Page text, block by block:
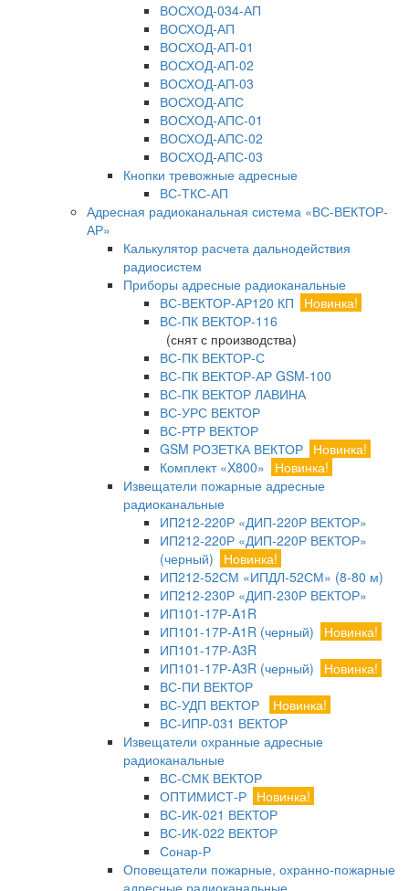
ВОСХОД-034-АП
ВОСХОД-АП
ВОСХОД-АП-01
ВОСХОД-АП-02
ВОСХОД-АП-03
ВОСХОД-АПС
ВОСХОД-АПС-01
ВОСХОД-АПС-02
ВОСХОД-АПС-03
Кнопки тревожные адресные
ВС-ТКС-АП
Адресная радиоканальная система «ВС-ВЕКТОР-
АР»
Калькулятор расчета дальнодействия
радиосистем
Приборы адресные радиоканальные
ВС-ВЕКТОР-АР120 КП
Новинка!
ВС-ПК ВЕКТОР-116
(снят с производства)
ВС-ПК ВЕКТОР-С
ВС-ПК ВЕКТОР-АР GSM-100
ВС-ПК ВЕКТОР ЛАВИНА
ВС-УРС ВЕКТОР
ВС-РТР ВЕКТОР
GSM РОЗЕТКА ВЕКТОР Новинка!
Комплект «X800»
Новинка!
Извещатели пожарные адресные
радиоканальные
ИП212-220Р «ДИП-220Р ВЕКТОР»
ИП212-220Р «ДИП-220Р ВЕКТОР»
(черный)
Новинка!
ИП212-52СМ «ИПДЛ-52СМ» (8-80 м)
ИП212-230Р «ДИП-230Р ВЕКТОР»
ИП101-17Р-A1R
ИП101-17Р-A1R (черный)
Новинка!
ИП101-17Р-A3R
ИП101-17Р-A3R (черный)
Новинка!
ВС-ПИ ВЕКТОР
ВС-УДП ВЕКТОР
Новинка!
ВС-ИПР-031 ВЕКТОР
Извещатели охранные адресные
радиоканальные
ВС-СМК ВЕКТОР
ОПТИМИСТ-Р Новинка!
ВС-ИК-021 ВЕКТОР
ВС-ИК-022 ВЕКТОР
Сонар-Р
Оповещатели пожарные, охранно-пожарные
адресные радиоканальные